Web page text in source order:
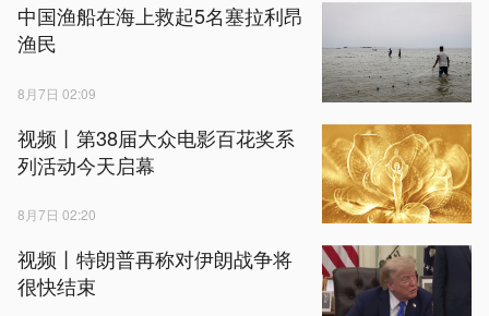
中国渔船在海上救起5名塞拉利昂
渔民
8月7日 02:09
视频丨第38届大众电影百花奖系
列活动今天启幕
8月7日 02:20
视频丨特朗普再称对伊朗战争将
很快结束